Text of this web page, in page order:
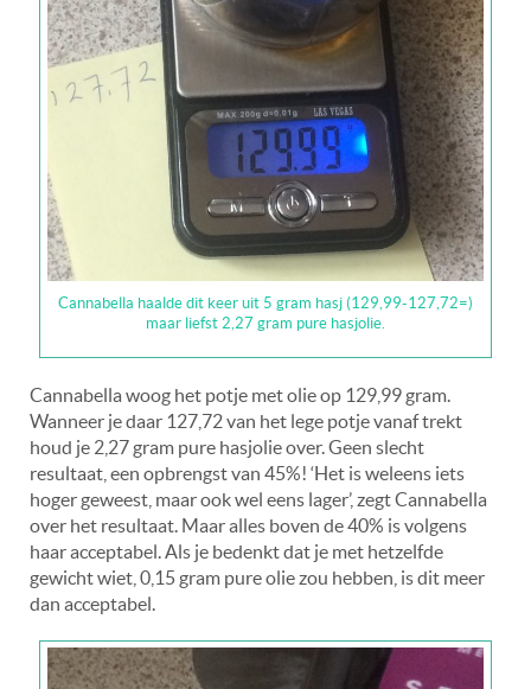
Cannabella haalde dit keer uit 5 gram hasj (129,99-127,72=)
maar liefst 2,27 gram pure hasjolie.
Cannabella woog het potje met olie op 129,99 gram.
Wanneer je daar 127,72 van het lege potje vanaf trekt
houd je 2,27 gram pure hasjolie over. Geen slecht
resultaat, een opbrengst van 45%! ‘Het is weleens iets
hoger geweest, maar ook wel eens lager’, zegt Cannabella
over het resultaat. Maar alles boven de 40% is volgens
haar acceptabel. Als je bedenkt dat je met hetzelfde
gewicht wiet, 0,15 gram pure olie zou hebben, is dit meer
dan acceptabel.